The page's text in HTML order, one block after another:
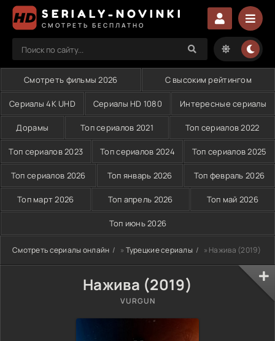
SERIALY-NOVINKI
СМОТРЕТЬ БЕСПЛАТНО
Смотреть фильмы 2026 С высоким рейтингом
Сериалы 4K UHD Сериалы HD 1080 Интересные сериалы
Дорамы Топ сериалов 2021 Топ сериалов 2022
Топ сериалов 2023 Топ сериалов 2024 Топ сериалов 2025
Топ сериалов 2026 Топ январь 2026 Топ февраль 2026
Топ март 2026 Топ апрель 2026 Топ май 2026
Топ июнь 2026
Смотреть сериалы онлайн » Турецкие сериалы » Нажива (2019)
Нажива (2019)
VURGUN